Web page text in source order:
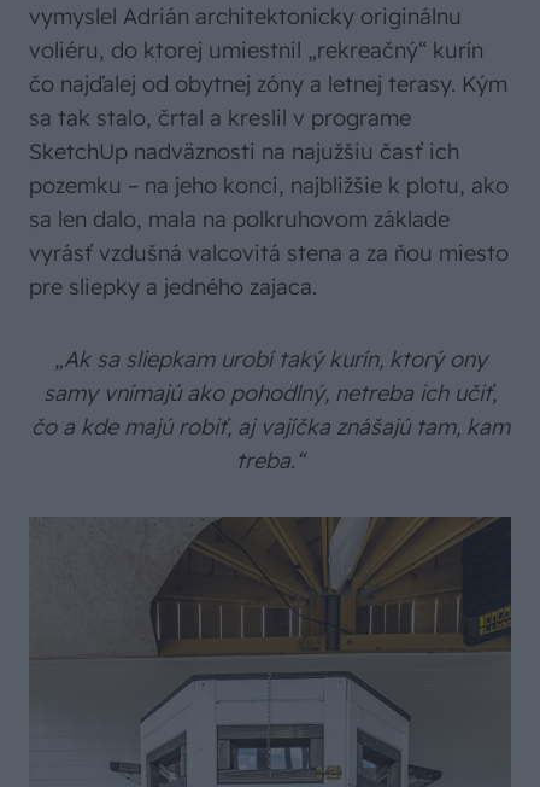
vymyslel Adrián architektonicky originálnu
voliéru, do ktorej umiestnil „rekreačný“ kurín
čo najďalej od obytnej zóny a letnej terasy. Kým
sa tak stalo, črtal a kreslil v programe
SketchUp nadväznosti na najužšiu časť ich
pozemku – na jeho konci, najbližšie k plotu, ako
sa len dalo, mala na polkruhovom základe
vyrásť vzdušná valcovitá stena a za ňou miesto
pre sliepky a jedného zajaca.
„Ak sa sliepkam urobí taký kurín, ktorý ony
samy vnímajú ako pohodlný, netreba ich učiť,
čo a kde majú robiť, aj vajíčka znášajú tam, kam
treba.“